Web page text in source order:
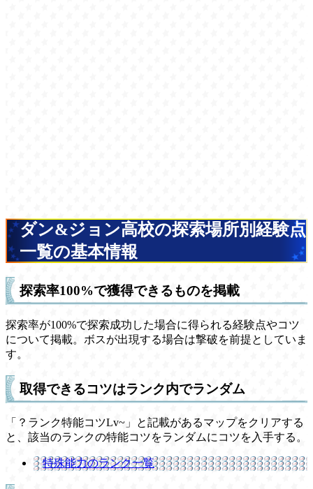
ダン&ジョン高校の探索場所別経験点
一覧の基本情報
探索率100%で獲得できるものを掲載
探索率が100%で探索成功した場合に得られる経験点やコツ
について掲載。ボスが出現する場合は撃破を前提としていま
す。
取得できるコツはランク内でランダム
「？ランク特能コツLv~」と記載があるマップをクリアする
と、該当のランクの特能コツをランダムにコツを入手する。
特殊能力のランク一覧